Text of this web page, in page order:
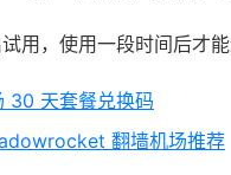
用，使用一段时间后才能
30 天套餐兑换码
翻墙机场推荐